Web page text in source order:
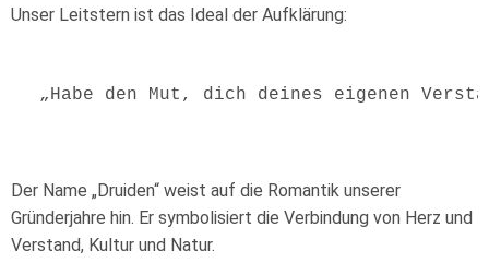
Unser Leitstern ist das Ideal der Aufklärung:
„Habe den Mut, dich deines eigenen
Der Name „Druiden“ weist auf die Romantik unserer
Gründerjahre hin. Er symbolisiert die Verbindung von Herz und
Verstand, Kultur und Natur.